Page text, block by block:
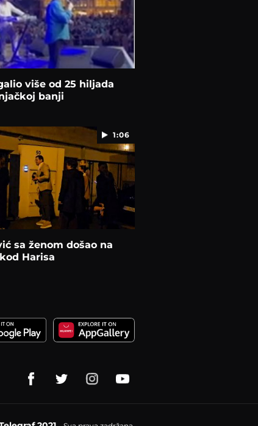
više od 25 hiljada
banji
1:06
sa ženom došao na
Harisa